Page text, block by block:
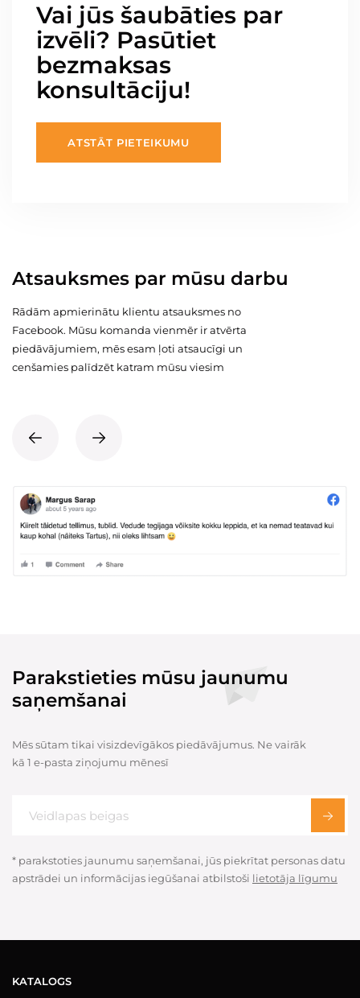
Vai jūs šaubāties par
izvēli? Pasūtiet
bezmaksas
konsultāciju!
ATSTĀT PIETEIKUMU
Atsauksmes par mūsu darbu
Rādām apmierinātu klientu atsauksmes no
Facebook. Mūsu komanda vienmēr ir atvērta
piedāvājumiem, mēs esam ļoti atsaucīgi un
cenšamies palīdzēt katram mūsu viesim
Parakstieties mūsu jaunumu
saņemšanai
Mēs sūtam tikai visizdevīgākos piedāvājumus. Ne vairāk
kā 1 e-pasta ziņojumu mēnesī
* parakstoties jaunumu saņemšanai, jūs piekrītat personas datu
apstrādei un informācijas iegūšanai atbilstoši lietotāja līgumu
KATALOGS